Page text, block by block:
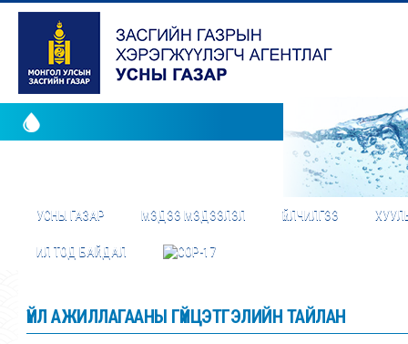
УСНЫ ГАЗАР МЭДЭЭ МЭДЭЭЛЭЛ ҮЙЛЧИЛГЭЭ
ИЛ ТОД БАЙДАЛ
ҮЙЛ АЖИЛЛАГААНЫ ГҮЙЦЭТГЭЛИЙН ТАЙЛАН